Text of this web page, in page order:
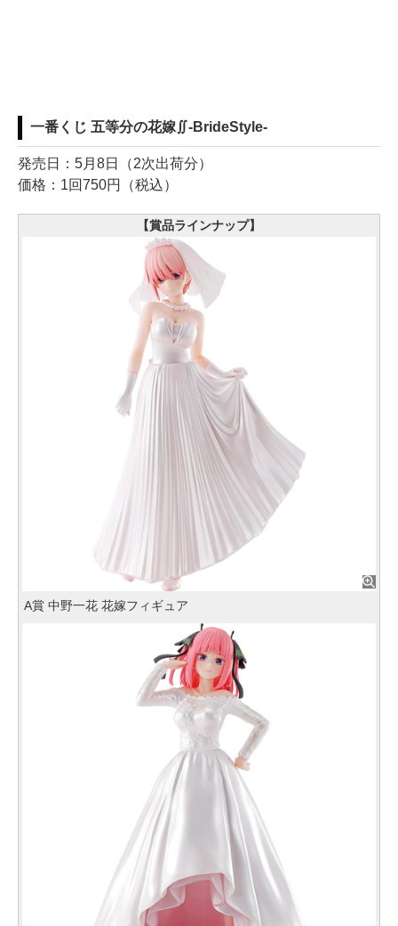
一番くじ 五等分の花嫁∬-BrideStyle-
発売日：5月8日（2次出荷分）
価格：1回750円（税込）
【賞品ラインナップ】
A賞 中野一花 花嫁フィギュア